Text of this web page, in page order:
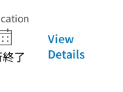
了
View
Details